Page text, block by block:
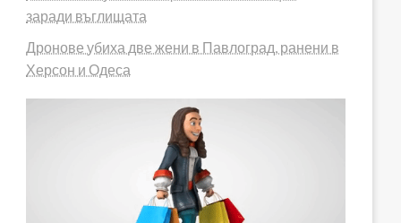
заради въглищата
Дронове убиха две жени в Павлоград, ранени в
Херсон и Одеса